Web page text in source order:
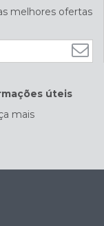
melhores ofertas
úteis
mais